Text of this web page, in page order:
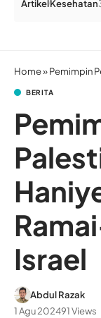
ArtikelKesehatan
Home»Pemimpin
BERITA
Israel
Abdul Razak
1 Agu 202491 Views